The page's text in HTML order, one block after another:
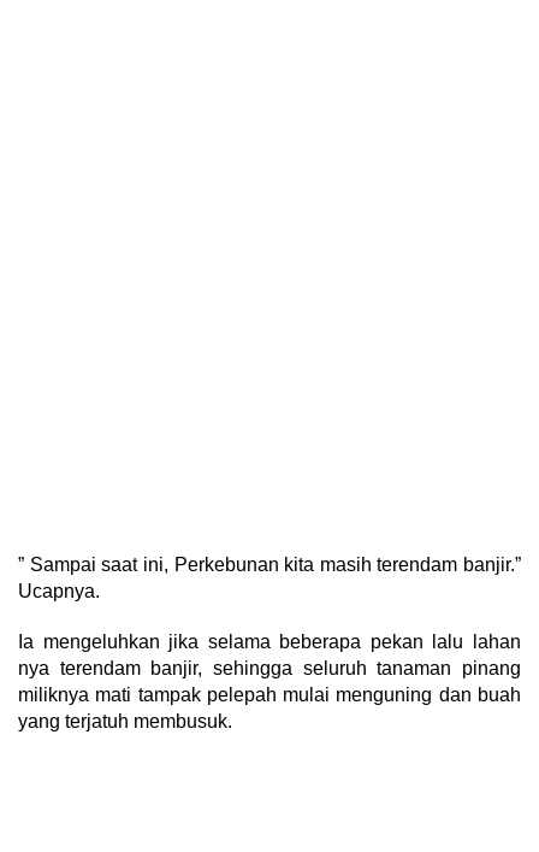
” Sampai saat ini, Perkebunan kita masih terendam banjir.”
Ucapnya.
Ia mengeluhkan jika selama beberapa pekan lalu lahan
nya terendam banjir, sehingga seluruh tanaman pinang
miliknya mati tampak pelepah mulai menguning dan buah
yang terjatuh membusuk.